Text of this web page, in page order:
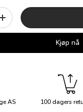
+
Kjøp nå
AS 100 dagers